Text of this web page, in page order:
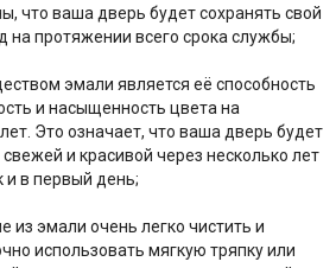
что ваша дверь будет сохранять свой
на протяжении всего срока службы;
эмали является её способность
и насыщенность цвета на
Это означает, что ваша дверь будет
и красивой через несколько лет
и в первый день;
из эмали очень легко чистить и
использовать мягкую тряпку или